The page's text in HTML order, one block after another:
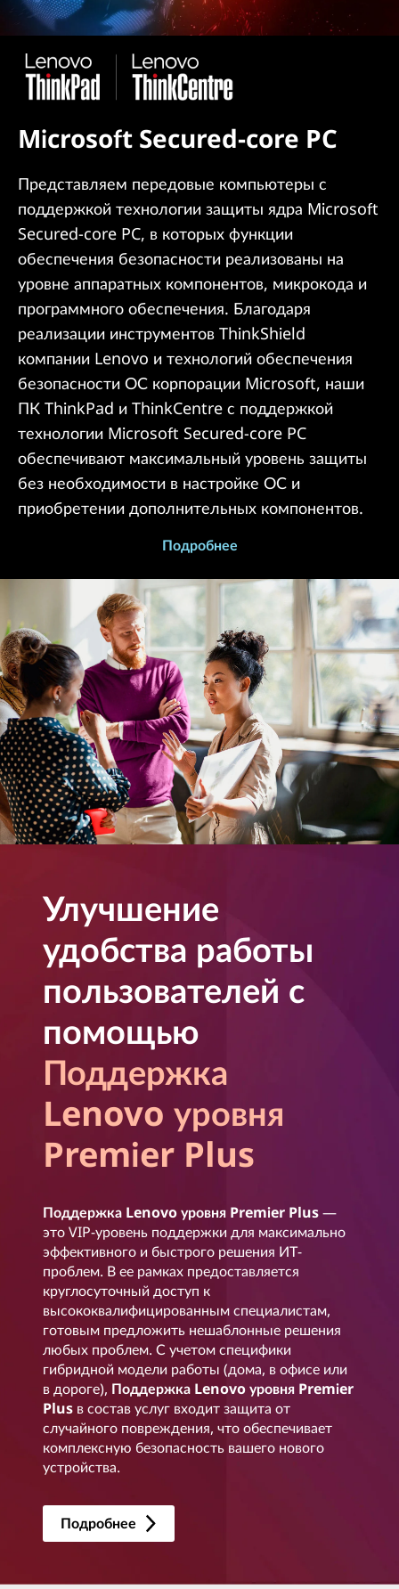
Microsoft Secured-core PC
Представляем передовые компьютеры с
поддержкой технологии защиты ядра Microsoft
Secured-core PC, в которых функции
обеспечения безопасности реализованы на
уровне аппаратных компонентов, микрокода и
программного обеспечения. Благодаря
реализации инструментов ThinkShield
компании Lenovo и технологий обеспечения
безопасности ОС корпорации Microsoft, наши
ПК ThinkPad и ThinkCentre с поддержкой
технологии Microsoft Secured-core PC
обеспечивают максимальный уровень защиты
без необходимости в настройке ОС и
приобретении дополнительных компонентов.
Подробнее
Улучшение
удобства работы
пользователей с
помощью
Поддержка
Lenovo уровня
Premier Plus
Поддержка Lenovo уровня Premier Plus—
это VIP-уровень поддержки для максимально
эффективного и быстрого решения ИТ-
проблем. В ее рамках предоставляется
круглосуточный доступ к
высококвалифицированным специалистам,
готовым предложить нешаблонные решения
любых проблем. С учетом специфики
гибридной модели работы (дома, в офисе или
в дороге), Поддержка Lenovo уровня Premier
Plus в состав услуг входит защита от
случайного повреждения, что обеспечивает
комплексную безопасность вашего нового
устройства.
Подробнее